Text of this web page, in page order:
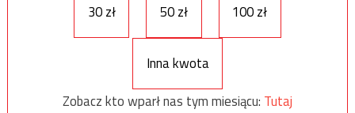
30 zł
50 zł 100 zł
Inna kwota
Zobacz kto wparł nas tym miesiącu: Tutaj